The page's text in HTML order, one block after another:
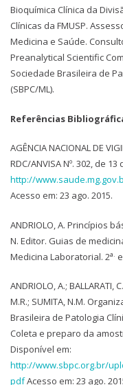
Bioquímica Clínica da
Clínicas da FMUSP.
Medicina e Saúde.
Preanalytical Scientific
Sociedade Brasileira de
(SBPC/ML).
Referências
AGÊNCIA NACIONAL DE
RDC/ANVISA Nº. 302, de
http://
Acesso em: 23 ago. 2015.
ANDRIOLO, A. Princípios
N. Editor. Guias de
Medicina Laboratorial. 2a.
ANDRIOLO, A.; BALLARATI,
M.R.; SUMITA, N.M.
Brasileira de Patologia
Coleta e preparo da
Disponível em:
http://www.sbpc.org.br/
pdfAcesso em: 23 ago.